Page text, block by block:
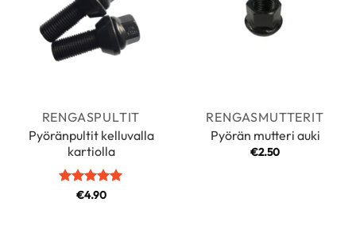
RENGASPULTIT
Pyöränpultit kelluvalla
kartiolla
Arvostelu
€4.90
RENGASMUTTERIT
Pyörän mutteri auki
€2.50